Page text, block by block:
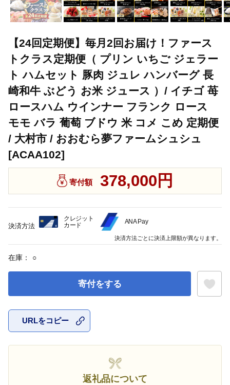
【24回定期便】毎月2回お届け！ファース
トクラス定期便（ プリン いちご ジェラー
ト ハムセット 豚肉 ジュレ ハンバーグ 長
崎和牛 ぶどう お米 ジュース ）/ イチゴ 苺
ロースハム ウインナー フランク ロース
モモ バラ 葡萄 ブドウ 米 コメ こめ 定期便
/ 大村市 / おおむら夢ファームシュシュ
[ACAA102]
寄付額 378,000円
在庫： ○
寄付をする
URLをコピー
返礼品について
決済方法
クレジット
カード
ANA Pay
決済方法ごとに決済上限額が異なります。